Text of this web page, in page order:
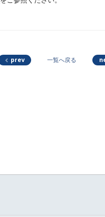
prev 一覧へ戻る